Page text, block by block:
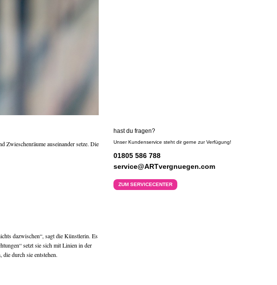
Zwieschenräume auseinander setze. Die
dazwischen“, sagt die Künstlerin. Es
setzt sie sich mit Linien in der
durch sie entstehen.
hast du fragen?
Unser Kundenservice steht dir gerne zur Verfügung!
01805 586 788
service@ARTvergnuegen.com
ZUM SERVICECENTER